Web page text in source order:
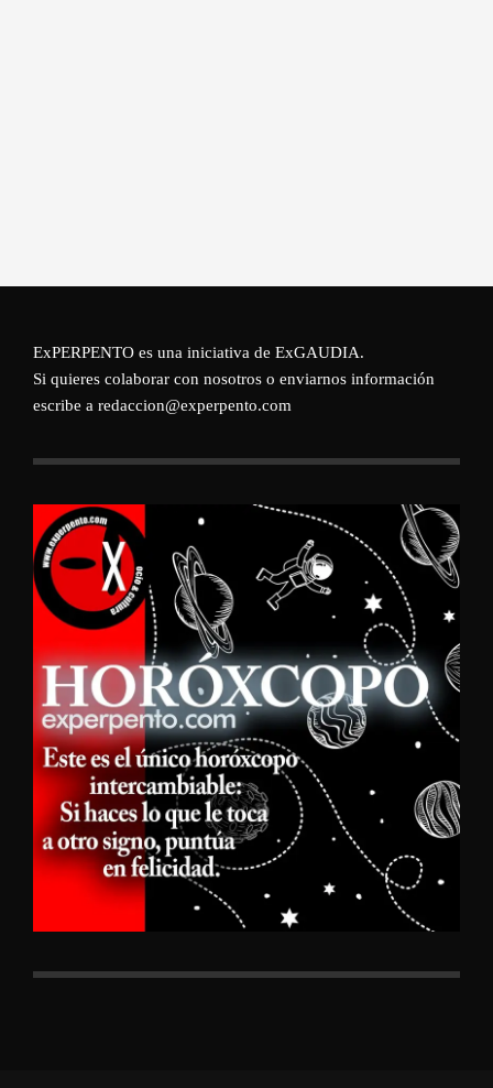
ExPERPENTO es una iniciativa de ExGAUDIA.
Si quieres colaborar con nosotros o enviarnos información
escribe a redaccion@experpento.com